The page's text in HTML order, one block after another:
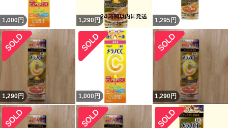
1,000 円 1,290 円 1,295円
1,290円 1,000 円 1,290円